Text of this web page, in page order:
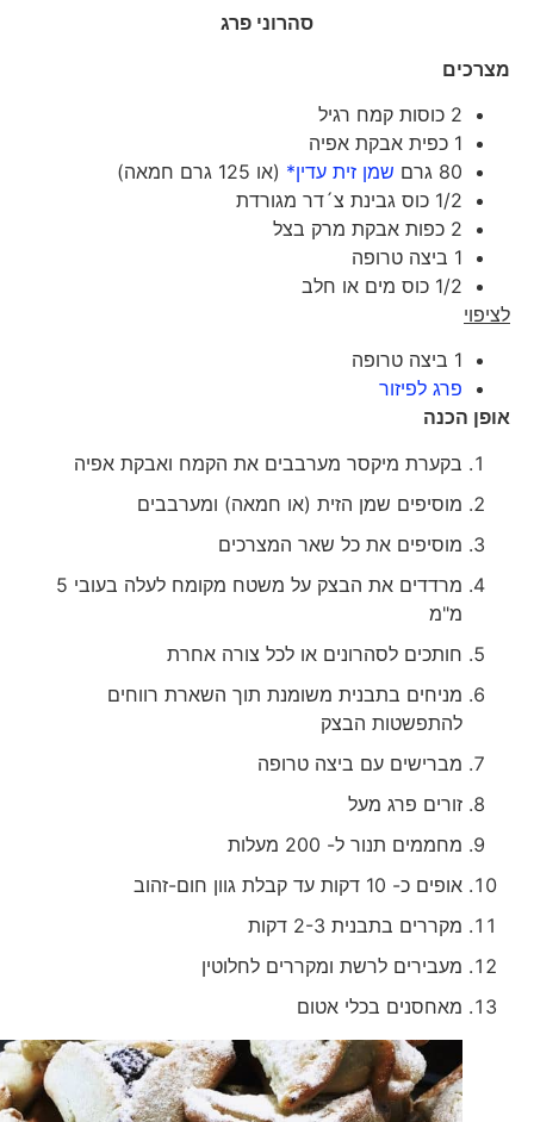
סהרוני פרג
מצרכים
2 כוסות קמח רגיל
1 כפית אבקת אפיה
80 גרם
שמן זית עדין*(או 125 גרם חמאה)
1/2 כוס גבינת צ´דר מגורדת
2 כפות אבקת מרק בצל
1 ביצה טרופה
1/2 כוס מים או חלב
לציפוי
1 ביצה טרופה
פרג לפיזור
אופן הכנה
בקערת מיקסר מערבבים את הקמח ואבקת אפיה
מוסיפים שמן הזית (או חמאה) ומערבבים
מוסיפים את כל שאר המצרכים
מרדדים את הבצק על משטח מקומח לעלה בעובי 5
מ"מ
חותכים לסהרונים או לכל צורה אחרת
מניחים בתבנית משומנת תוך השארת רווחים
להתפשטות הבצק
מברישים עם ביצה טרופה
זורים פרג מעל
מחממים תנור ל- 200 מעלות
אופים כ- 10 דקות עד קבלת גוון חום-זהוב
מקררים בתבנית 2-3 דקות
מעבירים לרשת ומקררים לחלוטין
מאחסנים בכלי אטום